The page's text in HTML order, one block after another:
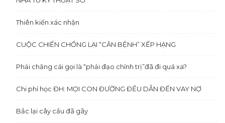
Thiên kiến xác nhận
CUỘC CHIẾN CHỐNG LẠI “CĂN BỆNH” XẾP HẠNG
Phải chăng cái gọi là “phải đạo chính trị”đã đi quá xa?
Chi phí học ĐH: MỌI CON ĐƯỜNG ĐỀU DẪN ĐẾN VAY NỢ
Bắc lại cây cầu đã gãy